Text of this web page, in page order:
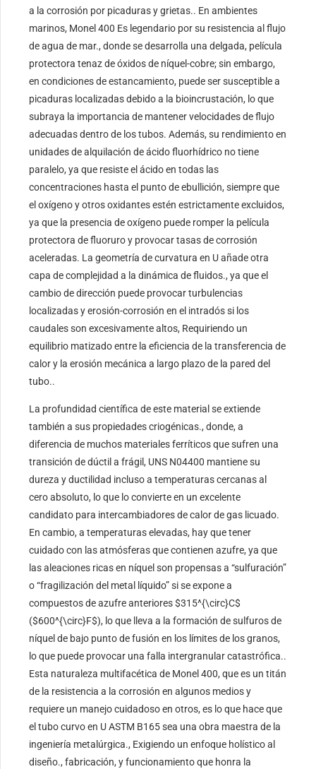
a la corrosión por picaduras y grietas.. En ambientes
marinos, Monel 400 Es legendario por su resistencia al flujo
de agua de mar., donde se desarrolla una delgada, película
protectora tenaz de óxidos de níquel-cobre; sin embargo,
en condiciones de estancamiento, puede ser susceptible a
picaduras localizadas debido a la bioincrustación, lo que
subraya la importancia de mantener velocidades de flujo
adecuadas dentro de los tubos. Además, su rendimiento en
unidades de alquilación de ácido fluorhídrico no tiene
paralelo, ya que resiste el ácido en todas las
concentraciones hasta el punto de ebullición, siempre que
el oxígeno y otros oxidantes estén estrictamente excluidos,
ya que la presencia de oxígeno puede romper la película
protectora de fluoruro y provocar tasas de corrosión
aceleradas. La geometría de curvatura en U añade otra
capa de complejidad a la dinámica de fluidos., ya que el
cambio de dirección puede provocar turbulencias
localizadas y erosión-corrosión en el intradós si los
caudales son excesivamente altos, Requiriendo un
equilibrio matizado entre la eficiencia de la transferencia de
calor y la erosión mecánica a largo plazo de la pared del
tubo..
La profundidad científica de este material se extiende
también a sus propiedades criogénicas., donde, a
diferencia de muchos materiales ferríticos que sufren una
transición de dúctil a frágil, UNS N04400 mantiene su
dureza y ductilidad incluso a temperaturas cercanas al
cero absoluto, lo que lo convierte en un excelente
candidato para intercambiadores de calor de gas licuado.
En cambio, a temperaturas elevadas, hay que tener
cuidado con las atmósferas que contienen azufre, ya que
las aleaciones ricas en níquel son propensas a “sulfuración”
o “fragilización del metal líquido” si se expone a
compuestos de azufre anteriores$315^{\circ}C$
($600^{\circ}F$), lo que lleva a la formación de sulfuros de
níquel de bajo punto de fusión en los límites de los granos,
lo que puede provocar una falla intergranular catastrófica..
Esta naturaleza multifacética de Monel 400, que es un titán
de la resistencia a la corrosión en algunos medios y
requiere un manejo cuidadoso en otros, es lo que hace que
el tubo curvo en U ASTM B165 sea una obra maestra de la
ingeniería metalúrgica., Exigiendo un enfoque holístico al
diseño., fabricación, y funcionamiento que honra la